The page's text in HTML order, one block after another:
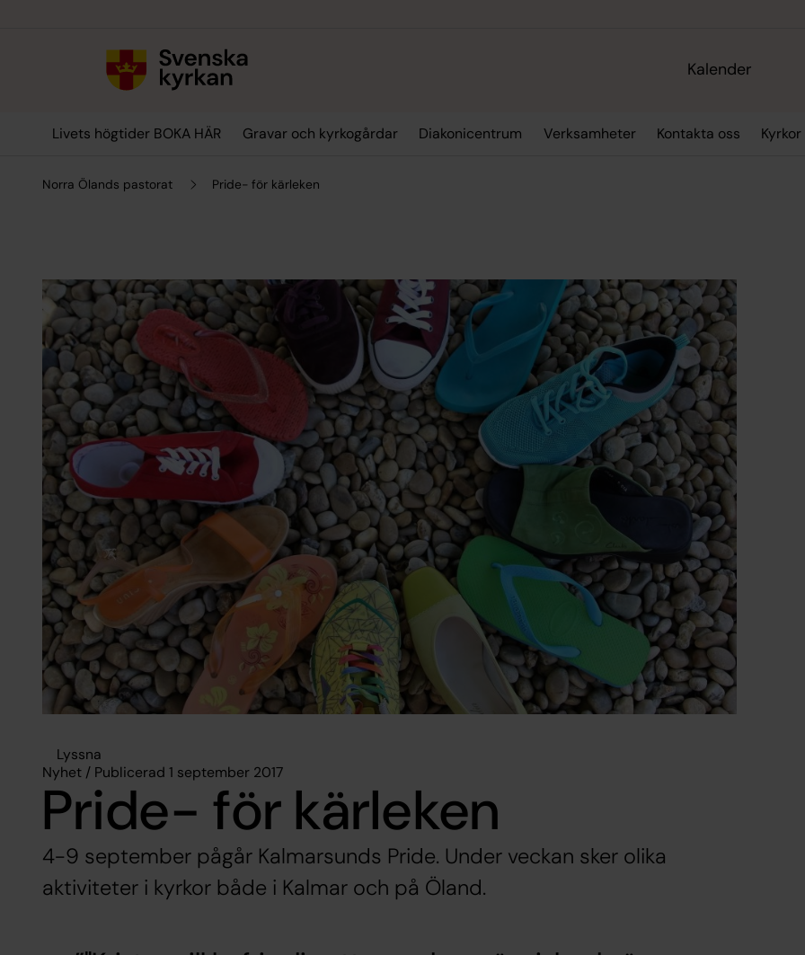
Kalender
Livets högtider BOKA HÄR Gravar och kyrkogårdar Diakonicentrum Verksamheter Kontakta oss
Norra Ölands pastorat Pride- för kärleken
Lyssna
Nyhet / Publicerad 1 september 2017
Pride- för kärleken
4-9 september pågår Kalmarsunds Pride. Under veckan sker olika
aktiviteter i kyrkor både i Kalmar och på Öland.